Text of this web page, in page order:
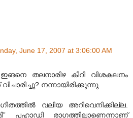
June 17, 2007 at 3:06:00 AM
ഇങനെ തലനാരിഴ കീറി വിശകലനം
നന്നായിരിക്കുന്നു.
വലിയ അറിവെനിക്കില്ല.
പഹാഡി രാഗത്തിലാണെന്നാണ്